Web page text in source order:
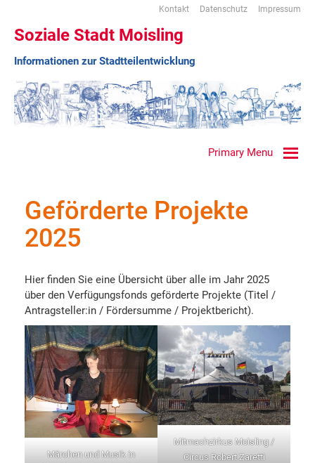
Kontakt Datenschutz Impressum
Soziale Stadt Moisling
Informationen zur Stadtteilentwicklung
Primary Menu
Geförderte Projekte
2025
Hier finden Sie eine Übersicht über alle im Jahr 2025
über den Verfügungsfonds geförderte Projekte (Titel /
Antragsteller:in / Fördersumme / Projektbericht).
Märchen und Musik in
Mitmachzirkus Moisling /
Circus Robert Zaretti